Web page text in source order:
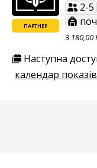
ПАРТНЕР
2-5
З 180,00
Наступна
календар показів